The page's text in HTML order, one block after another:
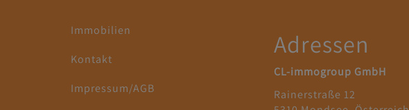
Immobilien
Kontakt
Impressum/AGB
Adressen
CL-immogroup GmbH
Rainerstraße 12